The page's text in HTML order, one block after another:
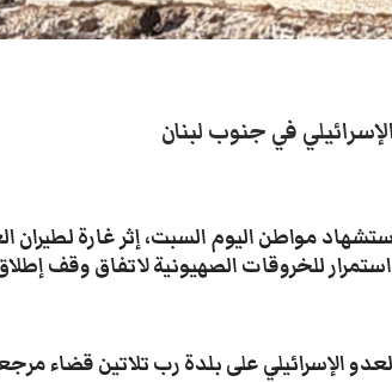
في جنوب لبنان
مواطن اليوم السبت، إثر غارة لطيران
للخروقات الصهيونية لاتفاق وقف إطلاق
العدو الإسرائيلي على بلدة رب تلاتين قضاء
سيول